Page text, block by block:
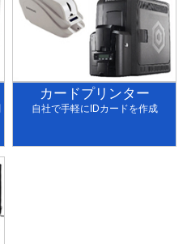
カードプリンター
自社で手軽にIDカードを作成